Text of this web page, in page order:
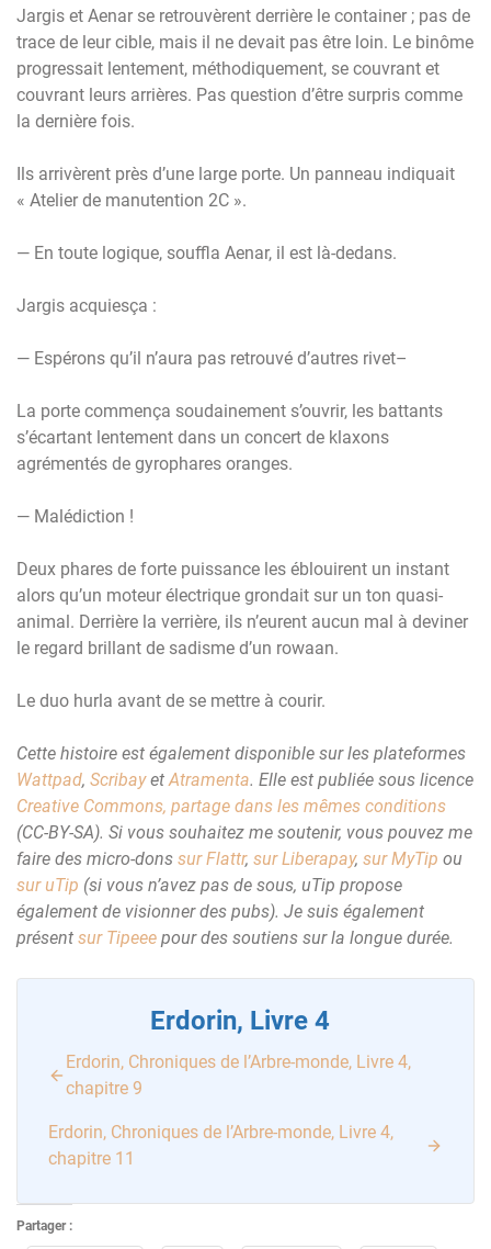
Jargis et Aenar se retrouvèrent derrière le container ; pas de
trace de leur cible, mais il ne devait pas être loin. Le binôme
progressait lentement, méthodiquement, se couvrant et
couvrant leurs arrières. Pas question d’être surpris comme
la dernière fois.
Ils arrivèrent près d’une large porte. Un panneau indiquait
« Atelier de manutention 2C ».
— En toute logique, souffla Aenar, il est là-dedans.
Jargis acquiesça :
— Espérons qu’il n’aura pas retrouvé d’autres rivet–
La porte commença soudainement s’ouvrir, les battants
s’écartant lentement dans un concert de klaxons
agrémentés de gyrophares oranges.
— Malédiction !
Deux phares de forte puissance les éblouirent un instant
alors qu’un moteur électrique grondait sur un ton quasi-
animal. Derrière la verrière, ils n’eurent aucun mal à deviner
le regard brillant de sadisme d’un rowaan.
Le duo hurla avant de se mettre à courir.
Cette histoire est également disponible sur les plateformes
Wattpad, ScribayetAtramenta. Elle est publiée sous licence
Creative Commons, partage dans les mêmes conditions
(CC-BY-SA). Si vous souhaitez me soutenir, vous pouvez me
faire des micro-dons sur Flattr, sur Liberapay, sur MyTip ou
sur uTip (si vous n’avez pas de sous, uTip propose
également de visionner des pubs). Je suis également
présent sur Tipeee pour des soutiens sur la longue durée.
Erdorin, Livre 4
Erdorin, Chroniques de l’Arbre-monde, Livre 4,
chapitre 9
Erdorin, Chroniques de l’Arbre-monde, Livre 4,
chapitre 11
Partager :